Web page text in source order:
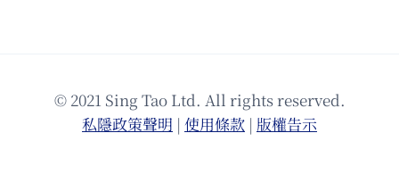
© 2021 Sing Tao Ltd. All rights reserved.
私隱政策聲明 | 使⽤條款 | 版權告⽰